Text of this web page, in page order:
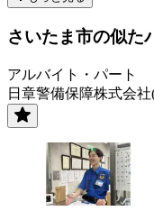
さいたま市の似た
アルバイト・パート
日章警備保障株式会